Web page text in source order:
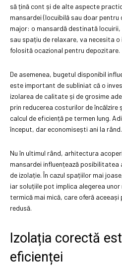
să țină cont și de alte aspecte
mansardei (locuibilă sau doar
major: o mansardă destinată
sau spațiu de relaxare, va necesita
folosită ocazional pentru depozitare.
De asemenea, bugetul disponibil
este important de subliniat că o
izolarea de calitate și de grosime
prin reducerea costurilor de încălzire
calcul de eficiență pe termen lung.
început, dar economisești ani la rând.
Nu în ultimul rând, arhitectura
mansardei influențează posibilitatea
de izolație. În cazul spațiilor mai
iar soluțiile pot implica alegerea
termică mai mică, care oferă
redusă.
Izolația corectă
eficienței